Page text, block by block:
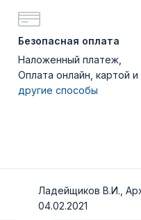
Безопасная оплата
Наложенный платеж,
Оплата онлайн, картой и
другие способы
Ладейщиков В.И.,
04.02.2021